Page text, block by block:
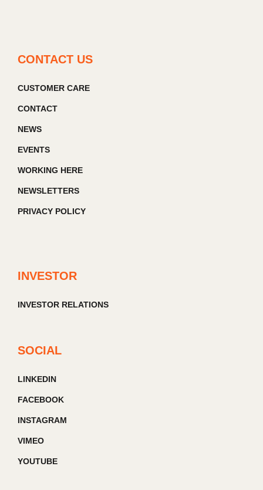
CONTACT US
CUSTOMER CARE
CONTACT
NEWS
EVENTS
WORKING HERE
NEWSLETTERS
PRIVACY POLICY
INVESTOR
INVESTOR RELATIONS
SOCIAL
LINKEDIN
FACEBOOK
INSTAGRAM
VIMEO
YOUTUBE